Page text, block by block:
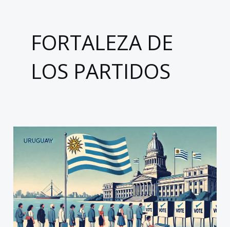
FORTALEZA DE
LOS PARTIDOS
democracia
tranquila
frente
a
los